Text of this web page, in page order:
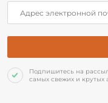
Подпишитесь на
самых свежих и крутых